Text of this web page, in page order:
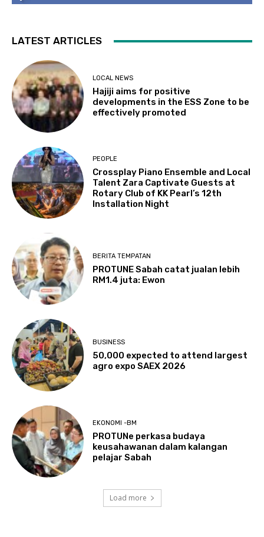
LATEST ARTICLES
LOCAL NEWS
Hajiji aims for positive
developments in the ESS Zone to be
effectively promoted
PEOPLE
Crossplay Piano Ensemble and Local
Talent Zara Captivate Guests at
Rotary Club of KK Pearl’s 12th
Installation Night
BERITA TEMPATAN
PROTUNE Sabah catat jualan lebih
RM1.4 juta: Ewon
BUSINESS
50,000 expected to attend largest
agro expo SAEX 2026
EKONOMI -BM
PROTUNe perkasa budaya
keusahawanan dalam kalangan
pelajar Sabah
Load more